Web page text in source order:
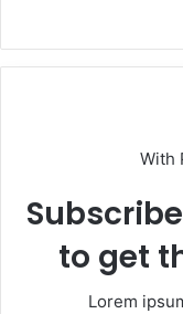
With
to get
Lorem